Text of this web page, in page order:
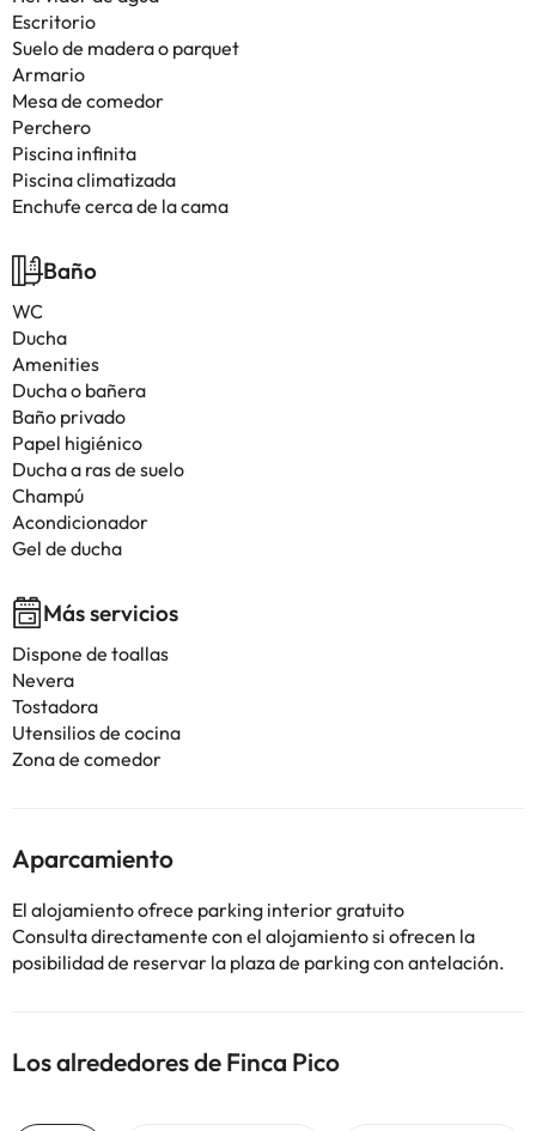
Escritorio
Suelo de madera o parquet
Armario
Mesa de comedor
Perchero
Piscina infinita
Piscina climatizada
Enchufe cerca de la cama
Baño
WC
Ducha
Amenities
Ducha o bañera
Baño privado
Papel higiénico
Ducha a ras de suelo
Champú
Acondicionador
Gel de ducha
Más servicios
Dispone de toallas
Nevera
Tostadora
Utensilios de cocina
Zona de comedor
Aparcamiento
El alojamiento ofrece parking interior gratuito
Consulta directamente con el alojamiento si ofrecen la
posibilidad de reservar la plaza de parking con antelación.
Los alrededores de Finca Pico